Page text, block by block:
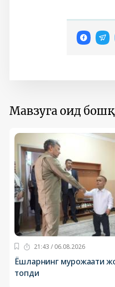
Мавзуга оид
21:43 / 06.08.2026
Ёшларнинг мурожаати
топди